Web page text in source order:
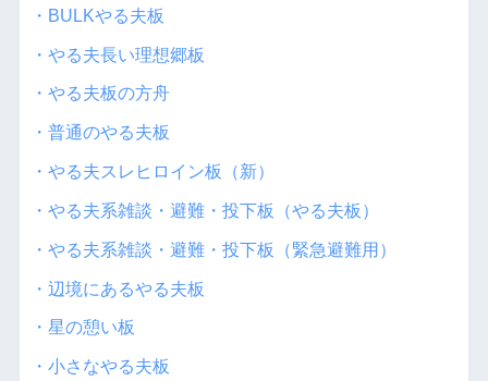
・BULKやる夫板
・やる夫長い理想郷板
・やる夫板の方舟
・普通のやる夫板
・やる夫スレヒロイン板（新）
・やる夫系雑談・避難・投下板（やる夫板）
・やる夫系雑談・避難・投下板（緊急避難用）
・辺境にあるやる夫板
・星の憩い板
・小さなやる夫板